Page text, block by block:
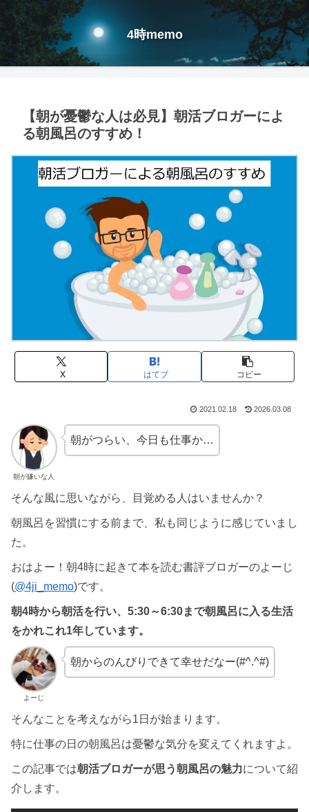
4時memo
【朝が憂鬱な人は必見】朝活ブロガーによ
る朝風呂のすすめ！
X はてブ コピー
2021.02.18 2026.03.08
朝が嫌いな人
朝がつらい、今日も仕事か…
そんな風に思いながら、目覚める人はいませんか？
朝風呂を習慣にする前まで、私も同じように感じていまし
た。
おはよー！朝4時に起きて本を読む書評ブロガーのよーじ
(@4ji_memo)です。
朝4時から朝活を行い、5:30～6:30まで朝風呂に入る生活
をかれこれ1年しています。
よーじ
朝からのんびりできて幸せだなー(#^.^#)
そんなことを考えながら1日が始まります。
特に仕事の日の朝風呂は憂鬱な気分を変えてくれますよ。
この記事では朝活ブロガーが思う朝風呂の魅力について紹
介します。